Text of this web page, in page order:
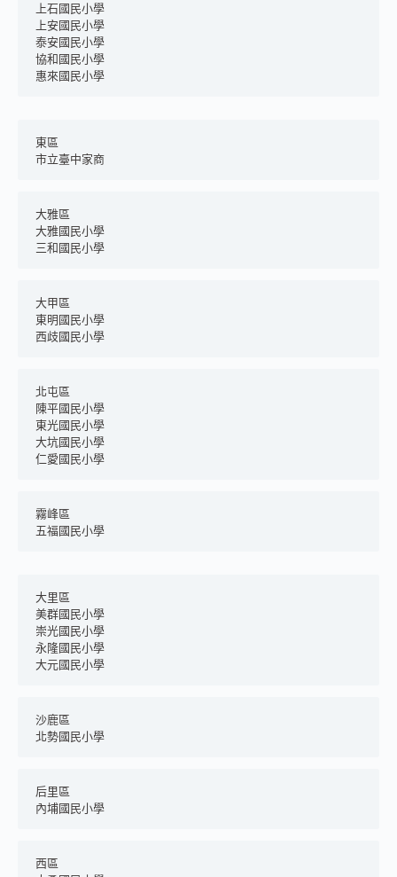
上石國民小學
上安國民小學
泰安國民小學
協和國民小學
惠來國民小學
東區
市立臺中家商
大雅區
大雅國民小學
三和國民小學
大甲區
東明國民小學
西歧國民小學
北屯區
陳平國民小學
東光國民小學
大坑國民小學
仁愛國民小學
霧峰區
五福國民小學
大里區
美群國民小學
崇光國民小學
永隆國民小學
大元國民小學
沙鹿區
北勢國民小學
后里區
內埔國民小學
西區